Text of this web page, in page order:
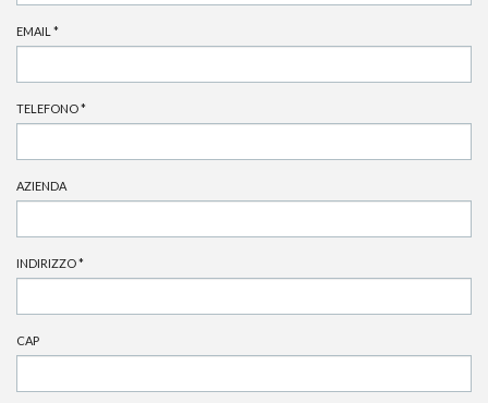
EMAIL *
TELEFONO*
AZIENDA
INDIRIZZO*
CAP